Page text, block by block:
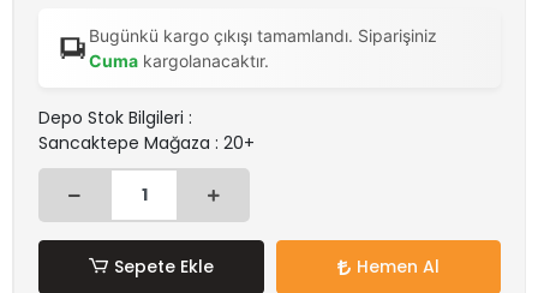
Bugünkü kargo çıkışı tamamlandı. Siparişiniz
Cumakargolanacaktır.
Depo Stok Bilgileri :
Sancaktepe Mağaza : 20+
Sepete Ekle Hemen Al